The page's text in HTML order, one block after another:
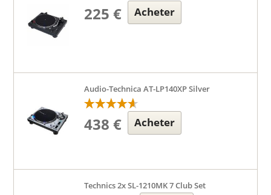
225 € Acheter
Audio-Technica AT-LP140XP Silver
438 € Acheter
Technics 2x SL-1210MK 7 Club Set